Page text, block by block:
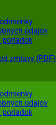
údajov
poriadok
zmluvy (PDF)
údajov
poriadok